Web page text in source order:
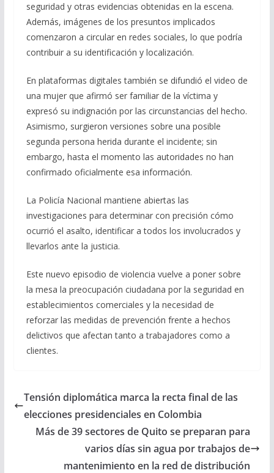
seguridad y otras evidencias obtenidas en la escena.
Además, imágenes de los presuntos implicados
comenzaron a circular en redes sociales, lo que podría
contribuir a su identificación y localización.
En plataformas digitales también se difundió el video de
una mujer que afirmó ser familiar de la víctima y
expresó su indignación por las circunstancias del hecho.
Asimismo, surgieron versiones sobre una posible
segunda persona herida durante el incidente; sin
embargo, hasta el momento las autoridades no han
confirmado oficialmente esa información.
La Policía Nacional mantiene abiertas las
investigaciones para determinar con precisión cómo
ocurrió el asalto, identificar a todos los involucrados y
llevarlos ante la justicia.
Este nuevo episodio de violencia vuelve a poner sobre
la mesa la preocupación ciudadana por la seguridad en
establecimientos comerciales y la necesidad de
reforzar las medidas de prevención frente a hechos
delictivos que afectan tanto a trabajadores como a
clientes.
Tensión diplomática marca la recta final de las
elecciones presidenciales en Colombia
Más de 39 sectores de Quito se preparan para
varios días sin agua por trabajos de
mantenimiento en la red de distribución